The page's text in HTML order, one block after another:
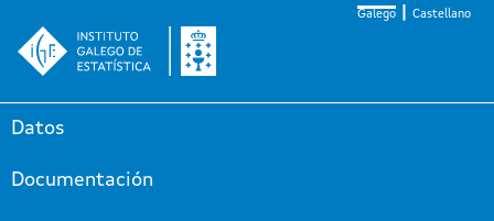
Galego Castellano
Datos
Documentación